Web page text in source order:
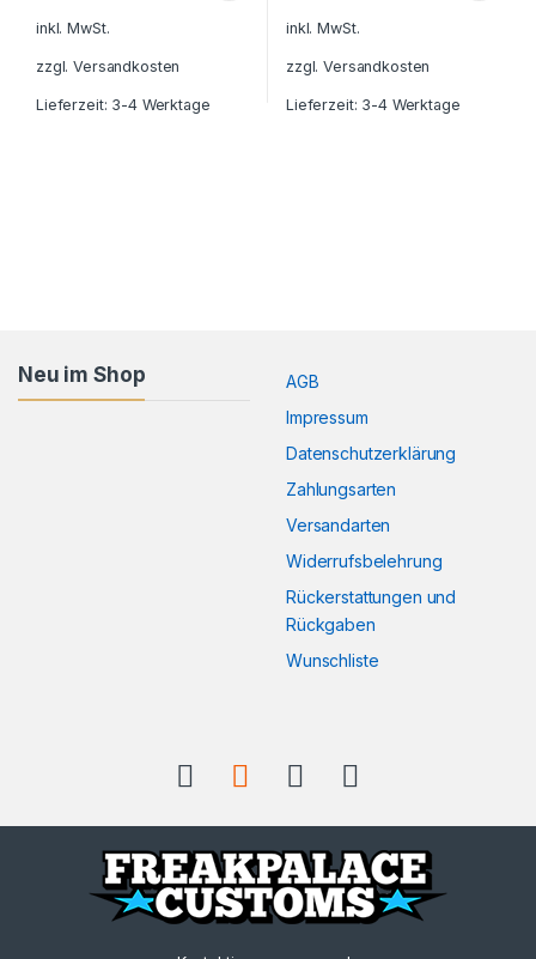
inkl. MwSt.
zzgl.Versandkosten
Lieferzeit: 3-4 Werktage
inkl. MwSt.
zzgl.Versandkosten
Lieferzeit: 3-4 Werktage
Neu im Shop
AGB
Impressum
Datenschutzerklärung
Zahlungsarten
Versandarten
Widerrufsbelehrung
Rückerstattungen und
Rückgaben
Wunschliste